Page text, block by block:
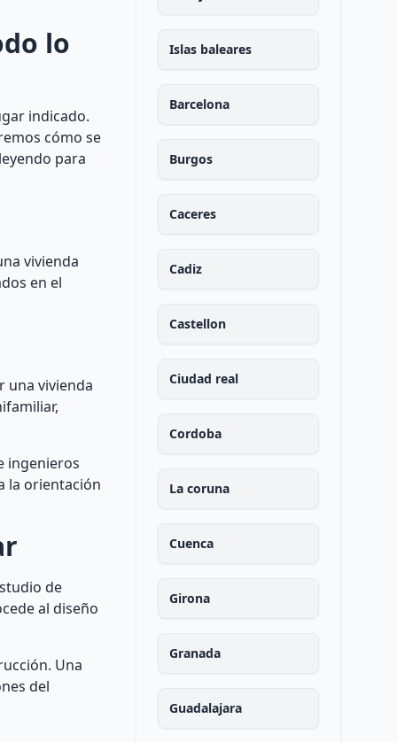
lo
indicado.
cómo se
para
vivienda
en el
una vivienda
ingenieros
la orientación
de
al diseño
Una
del
Islas baleares
Barcelona
Burgos
Caceres
Cadiz
Castellon
Ciudad real
Cordoba
La coruna
Cuenca
Girona
Granada
Guadalajara